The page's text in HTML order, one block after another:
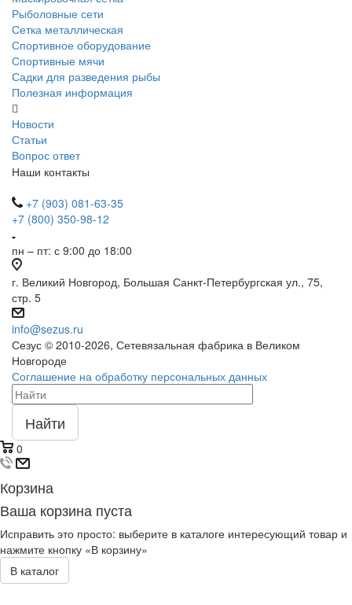
Рыболовные сети
Сетка металлическая
Спортивное оборудование
Спортивные мячи
Садки для разведения рыбы
Полезная информация
Новости
Статьи
Вопрос ответ
Наши контакты
+7 (903) 081-63-35
+7 (800) 350-98-12
пн – пт: с 9:00 до 18:00
г. Великий Новгород, Большая Санкт-Петербургская ул., 75,
стр. 5
info@sezus.ru
Сезус © 2010-2026, Сетевязальная фабрика в Великом
Новгороде
Соглашение на обработку персональных данных
Найти
0
Корзина
Ваша корзина пуста
Исправить это просто: выберите в каталоге интересующий товар и
нажмите кнопку «В корзину»
В каталог